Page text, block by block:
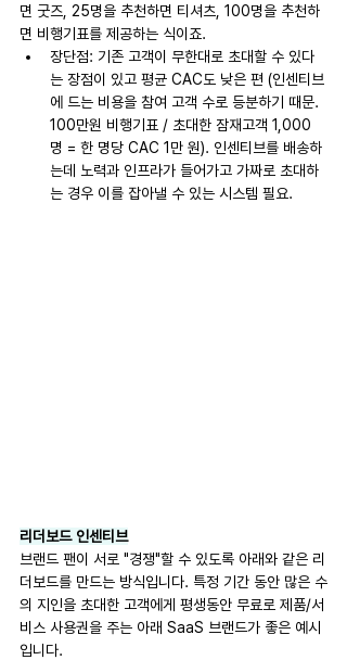
면 굿즈, 25명을 추천하면 티셔츠, 100명을 추천하
면 비행기표를 제공하는 식이죠.
장단점: 기존 고객이 무한대로 초대할 수 있다
는 장점이 있고 평균 CAC도 낮은 편 (인센티브
에 드는 비용을 참여 고객 수로 등분하기 때문.
100만원 비행기표 / 초대한 잠재고객 1,000
명 = 한 명당 CAC 1만 원). 인센티브를 배송하
는데 노력과 인프라가 들어가고 가짜로 초대하
는 경우 이를 잡아낼 수 있는 시스템 필요.
리더보드 인센티브
브랜드 팬이 서로 "경쟁"할 수 있도록 아래와 같은 리
더보드를 만드는 방식입니다. 특정 기간 동안 많은 수
의 지인을 초대한 고객에게 평생동안 무료로 제품/서
비스 사용권을 주는 아래 SaaS 브랜드가 좋은 예시
입니다.